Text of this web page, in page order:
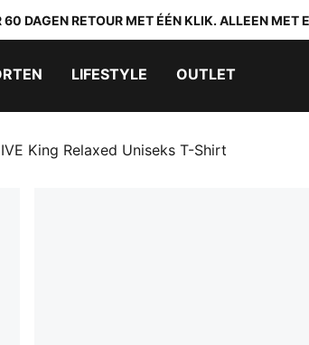
DAGEN RETOUR MET ÉÉN KLIK. ALLEEN MET
LIFESTYLE OUTLET
King Relaxed Uniseks T-Shirt